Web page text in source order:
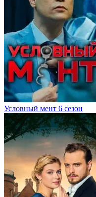
Условный мент 6 сезон